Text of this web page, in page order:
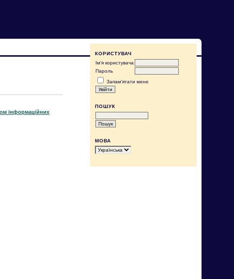
КОРИСТУВАЧ
Ім'я користувача
Пароль
Запам'ятати мене
ПОШУК
МОВА
інформаційних